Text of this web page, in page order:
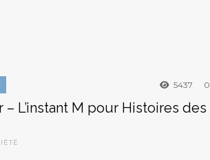
5437 0
– L’instant M pour Histoires des